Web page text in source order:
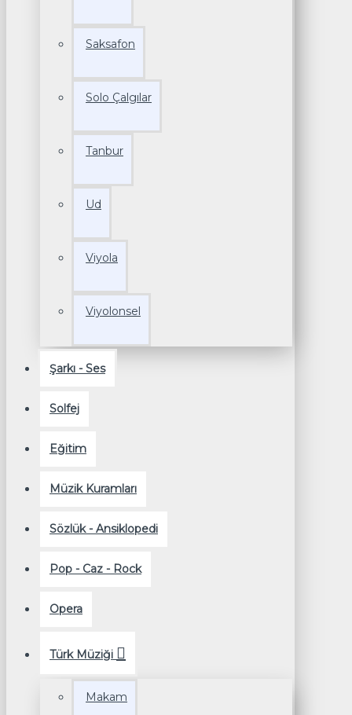
Saksafon
Solo Çalgılar
Tanbur
Ud
Viyola
Viyolonsel
Şarkı - Ses
Solfej
Eğitim
Müzik Kuramları
Sözlük - Ansiklopedi
Pop - Caz - Rock
Opera
Türk Müziği
Makam